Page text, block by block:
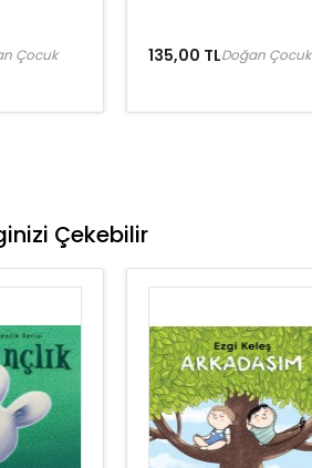
Çocuk 135,00 TLDoğan Çocuk
Çekebilir